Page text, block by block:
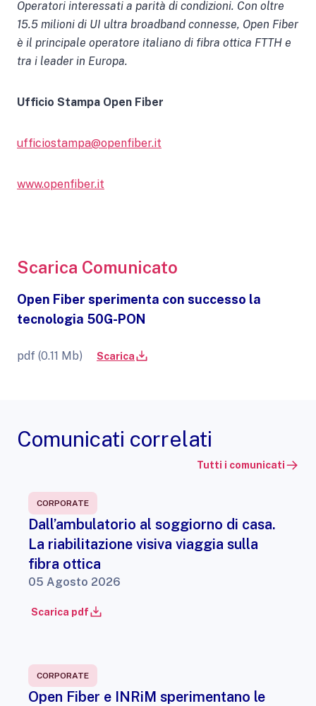
Operatori interessati a parità di condizioni. Con oltre
15.5 milioni di UI ultra broadband connesse, Open Fiber
è il principale operatore italiano di fibra ottica FTTH e
tra i leader in Europa.
Ufficio Stampa Open Fiber
ufficiostampa@openfiber.it
www.openfiber.it
Scarica Comunicato
Open Fiber sperimenta con successo la
tecnologia 50G-PON
pdf (0.11 Mb) Scarica
Comunicati correlati
Tutti i comunicati
CORPORATE
Dall’ambulatorio al soggiorno di casa.
La riabilitazione visiva viaggia sulla
fibra ottica
05 Agosto 2026
Scarica pdf
CORPORATE
Open Fiber e INRiM sperimentano le